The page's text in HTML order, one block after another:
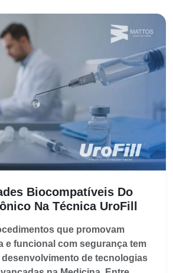
Biocompatíveis Do
Na Técnica UroFill
que promovam
e funcional com segurança tem
de tecnologias